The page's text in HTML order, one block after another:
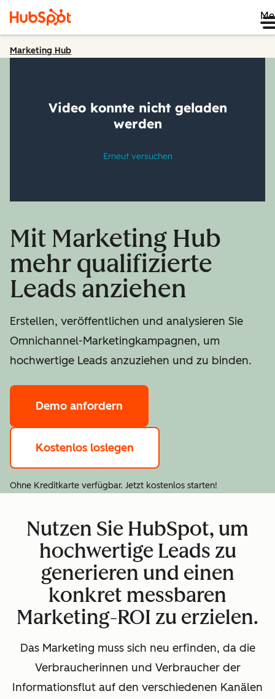
Marketing Hub
Mit Marketing Hub
mehr qualifizierte
Leads anziehen
Erstellen, veröffentlichen und analysieren Sie
Omnichannel-Marketingkampagnen, um
hochwertige Leads anzuziehen und zu binden.
Demo anfordern
Kostenlos loslegen
Ohne Kreditkarte verfügbar. Jetzt kostenlos starten!
Nutzen Sie HubSpot, um
hochwertige Leads zu
generieren und einen
konkret messbaren
Marketing-ROI zu erzielen.
Das Marketing muss sich neu erfinden, da die
Verbraucherinnen und Verbraucher der
Informationsflut auf den verschiedenen Kanälen